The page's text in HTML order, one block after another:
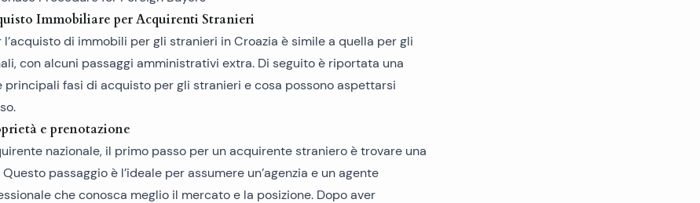
Immobiliare per Acquirenti Stranieri
di immobili per gli stranieri in Croazia è simile a quella per gli
con alcuni passaggi amministrativi extra. Di seguito è riportata una
principali fasi di acquisto per gli stranieri e cosa possono aspettarsi
e prenotazione
nazionale, il primo passo per un acquirente straniero è trovare una
passaggio è l’ideale per assumere un’agenzia e un agente
che conosca meglio il mercato e la posizione. Dopo aver